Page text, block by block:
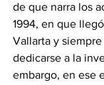
de que narra los
1994, en que
Vallarta y
dedicarse a la
embargo, en ese